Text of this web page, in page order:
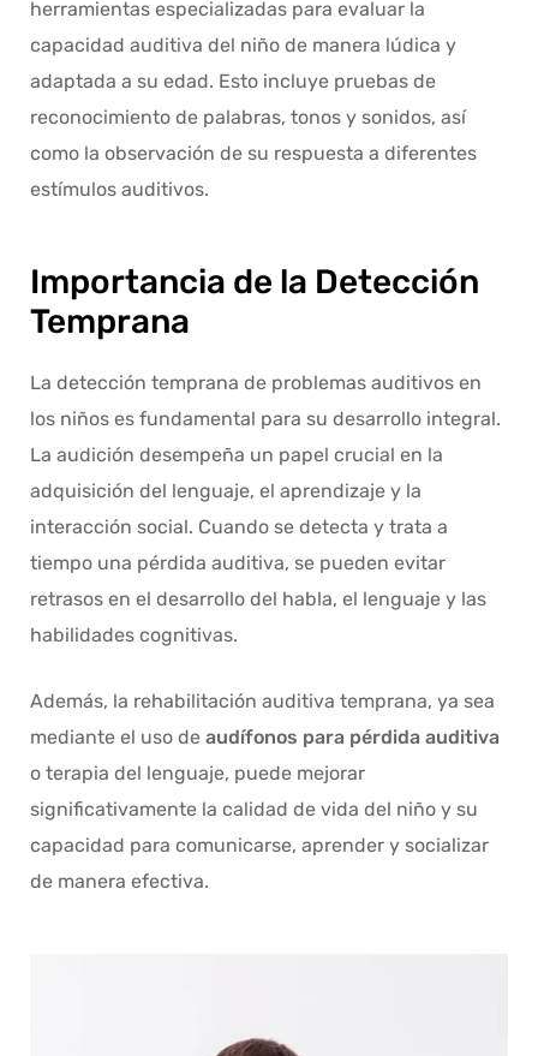
herramientas especializadas para evaluar la
capacidad auditiva del niño de manera lúdica y
adaptada a su edad. Esto incluye pruebas de
reconocimiento de palabras, tonos y sonidos, así
como la observación de su respuesta a diferentes
estímulos auditivos.
Importancia de la Detección
Temprana
La detección temprana de problemas auditivos en
los niños es fundamental para su desarrollo integral.
La audición desempeña un papel crucial en la
adquisición del lenguaje, el aprendizaje y la
interacción social. Cuando se detecta y trata a
tiempo una pérdida auditiva, se pueden evitar
retrasos en el desarrollo del habla, el lenguaje y las
habilidades cognitivas.
Además, la rehabilitación auditiva temprana, ya sea
mediante el uso de audífonos para pérdida auditiva
o terapia del lenguaje, puede mejorar
significativamente la calidad de vida del niño y su
capacidad para comunicarse, aprender y socializar
de manera efectiva.